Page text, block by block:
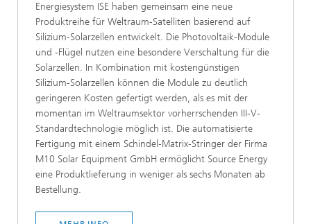
Energiesystem ISE haben gemeinsam eine neue
Produktreihe für Weltraum-Satelliten basierend auf
Silizium-Solarzellen entwickelt. Die Photovoltaik-Module
und -Flügel nutzen eine besondere Verschaltung für die
Solarzellen. In Kombination mit kostengünstigen
Silizium-Solarzellen können die Module zu deutlich
geringeren Kosten gefertigt werden, als es mit der
momentan im Weltraumsektor vorherrschenden III-V-
Standardtechnologie möglich ist. Die automatisierte
Fertigung mit einem Schindel-Matrix-Stringer der Firma
M10 Solar Equipment GmbH ermöglicht Source Energy
eine Produktlieferung in weniger als sechs Monaten ab
Bestellung.